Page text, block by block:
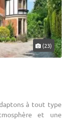
(23)
à tout type
et une